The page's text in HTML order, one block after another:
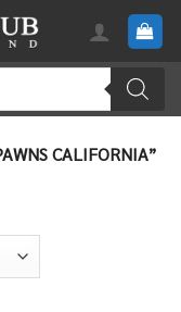
CALIFORNIA”